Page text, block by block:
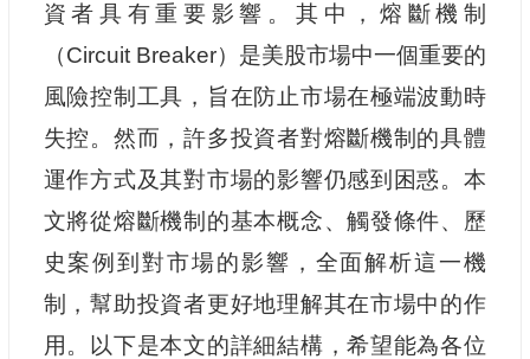
資者具有重要影響。其中，熔斷機制
（Circuit Breaker）是美股市場中一個重要的
風險控制工具，旨在防止市場在極端波動時
失控。然而，許多投資者對熔斷機制的具體
運作方式及其對市場的影響仍感到困惑。本
文將從熔斷機制的基本概念、觸發條件、歷
史案例到對市場的影響，全面解析這一機
制，幫助投資者更好地理解其在市場中的作
用。以下是本文的詳細結構，希望能為各位